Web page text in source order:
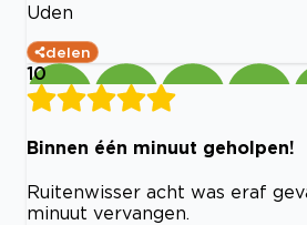
Uden
delen
10
Binnen één minuut geholpen!
Ruitenwisser acht was eraf
minuut vervangen.